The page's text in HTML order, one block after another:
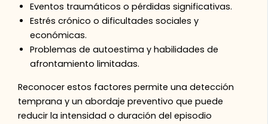
Eventos traumáticos o pérdidas significativas.
Estrés crónico o dificultades sociales y
económicas.
Problemas de autoestima y habilidades de
afrontamiento limitadas.
Reconocer estos factores permite una detección
temprana y un abordaje preventivo que puede
reducir la intensidad o duración del episodio